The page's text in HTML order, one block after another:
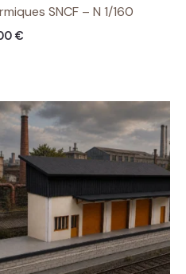
SNCF – N 1/160
€